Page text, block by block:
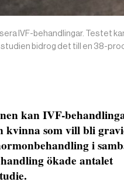
IVF-behandlingar. Testet
bidrog det till en 38-
kan IVF-
kvinna som vill bli
i
ökade antalet